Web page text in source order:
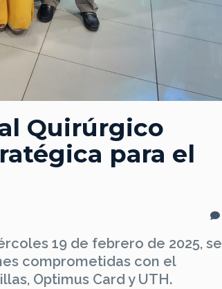
Quirúrgico
para el
19 de febrero de 2025, se
comprometidas con el
Optimus Card y UTH.